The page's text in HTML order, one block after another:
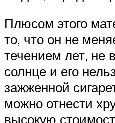
Плюсом этого
то, что он не
течением лет, не
солнце и его
зажженной
можно отнести
высокую